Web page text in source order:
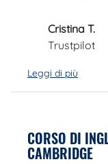
Cristina T.
Trustpilot
Leggi di più
CORSO DI
CAMBRIDGE